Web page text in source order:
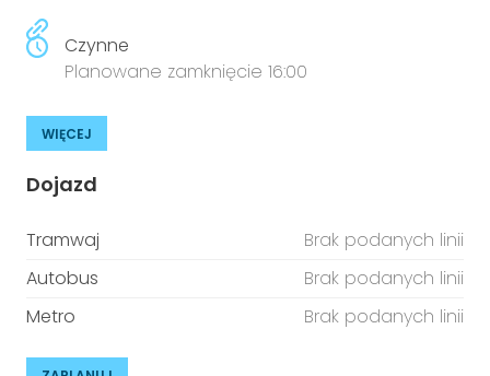
Czynne
Planowane zamknięcie 16:00
WIĘCEJ
Dojazd
Tramwaj
Brak podanych linii
Autobus
Brak podanych linii
Metro
Brak podanych linii